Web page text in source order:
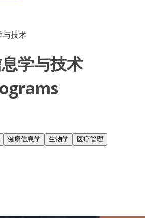
与技术
学与技术
健康信息学 生物学
医疗管理